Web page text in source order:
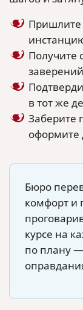
Пришлите
Получите
в тот же
Заберите
оформите
Бюро
комфорт и
курсе на
по плану